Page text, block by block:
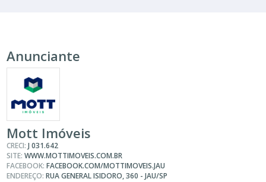
Anunciante
Mott Imóveis
CRECI:J 031.642
SITE:WWW.MOTTIMOVEIS.COM.BR
FACEBOOK:FACEBOOK.COM/MOTTIMOVEIS.JAU
ENDEREÇO:RUA GENERAL ISIDORO, 360 - JAU/SP